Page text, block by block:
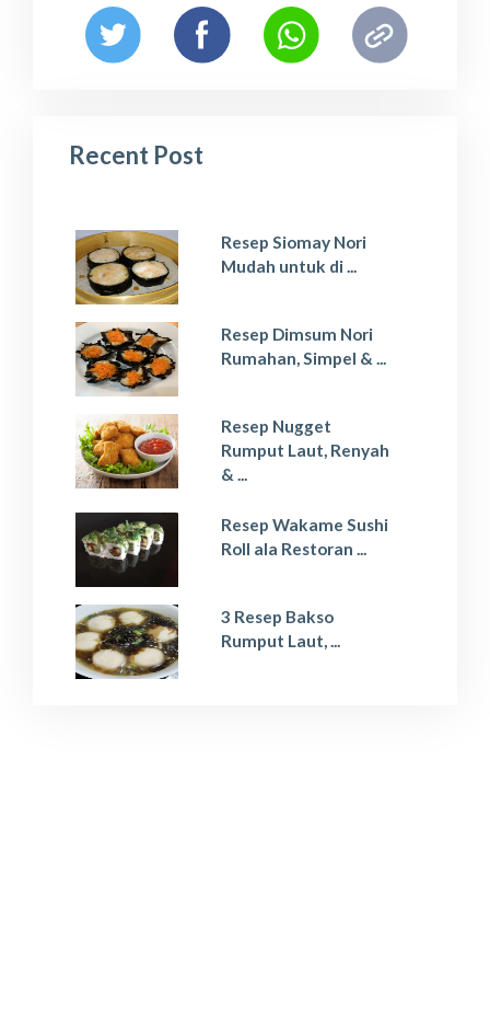
Recent Post
Resep Siomay Nori
Mudah untuk di ...
Resep Dimsum Nori
Rumahan, Simpel & ...
Resep Nugget
Rumput Laut, Renyah
& ...
Resep Wakame Sushi
Roll ala Restoran ...
3 Resep Bakso
Rumput Laut, ...